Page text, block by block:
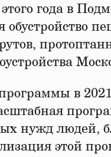
года в
обустройство
в
нужд людей,
этой